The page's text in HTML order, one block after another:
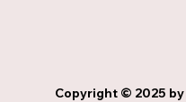
Copyright © 2025 by